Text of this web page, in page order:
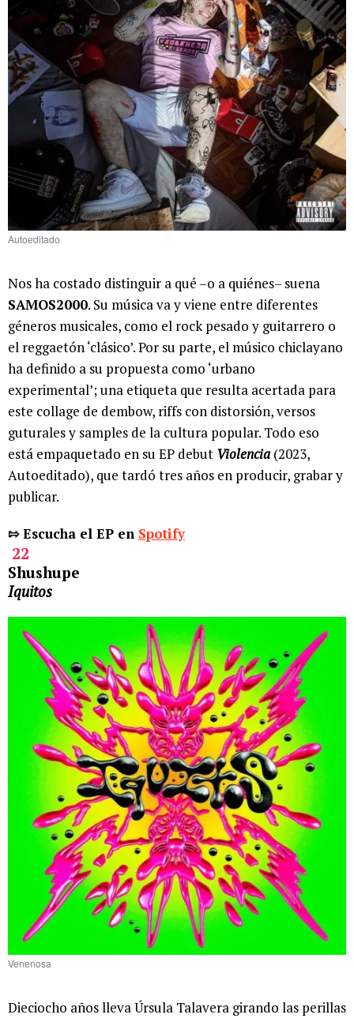
Autoeditado
Nos ha costado distinguir a qué –o a quiénes– suena
SAMOS2000. Su música va y viene entre diferentes
géneros musicales, como el rock pesado y guitarrero o
el reggaetón ‘clásico’. Por su parte, el músico chiclayano
ha definido a su propuesta como ‘urbano
experimental’; una etiqueta que resulta acertada para
este collage de dembow, riffs con distorsión, versos
guturales y samples de la cultura popular. Todo eso
está empaquetado en su EP debut Violencia(2023,
Autoeditado), que tardó tres años en producir, grabar y
publicar.
⇰ Escucha el EP en Spotify
22
Shushupe
Iquitos
Venenosa
Dieciocho años lleva Úrsula Talavera girando las perillas